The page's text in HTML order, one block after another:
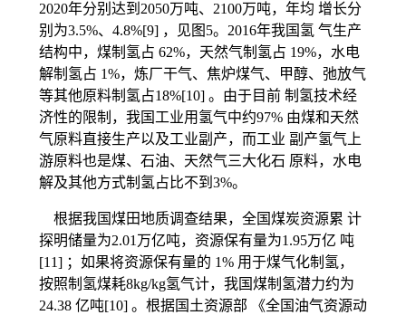
2020年分别达到2050万吨、2100万吨，年均 增长分
别为3.5%、4.8%[9] ，见图5。2016年我国氢 气生产
结构中，煤制氢占 62%，天然气制氢占 19%，水电
解制氢占 1%，炼厂干气、焦炉煤气、甲醇、弛放气
等其他原料制氢占18%[10] 。由于目前 制氢技术经
济性的限制，我国工业用氢气中约97% 由煤和天然
气原料直接生产以及工业副产，而工业 副产氢气上
游原料也是煤、石油、天然气三大化石 原料，水电
解及其他方式制氢占比不到3%。
根据我国煤田地质调查结果，全国煤炭资源累 计
探明储量为2.01万亿吨，资源保有量为1.95万亿 吨
[11] ；如果将资源保有量的 1% 用于煤气化制氢，
按照制氢煤耗8kg/kg氢气计，我国煤制氢潜力约为
24.38 亿吨[10] 。根据国土资源部 《全国油气资源动